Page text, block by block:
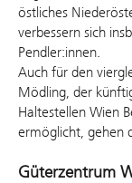
östliches
verbessern sich
Pendler:innen.
Auch für den
Mödling, der
Haltestellen Wien
ermöglicht, gehen
Güterzentrum